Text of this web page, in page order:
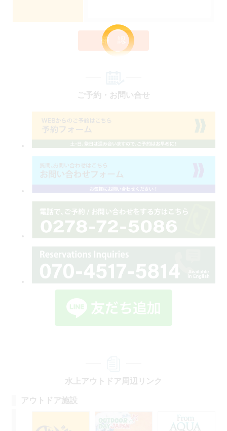
確 認
ご予約・お問い合せ
水上アウトドア周辺リンク
アウトドア施設